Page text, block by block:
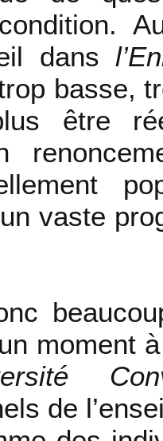
dans
basse,
être
vaste
moment
de